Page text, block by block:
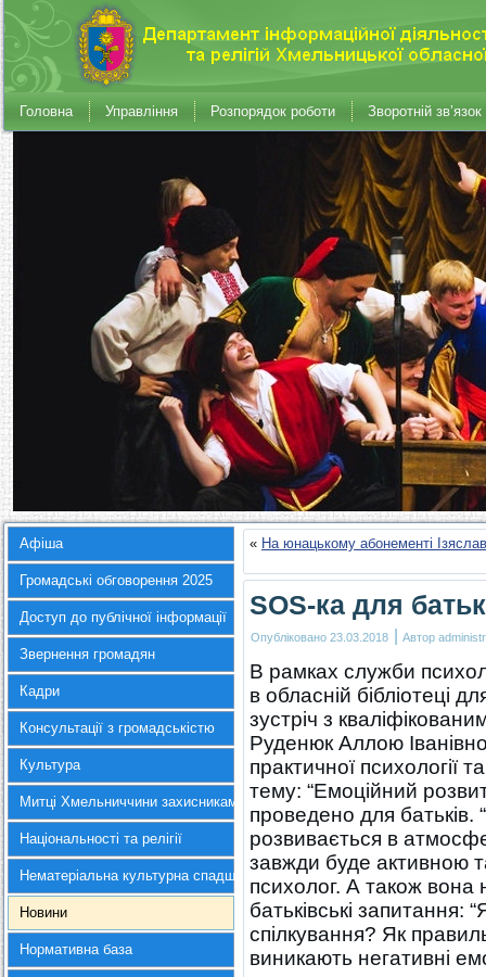
Головна Управління Розпорядок роботи Зворотній зв’язок
Афіша
Громадські обговорення 2025
Доступ до публічної інформації
Звернення громадян
Кадри
Консультації з громадськістю
Культура
Митці Хмельниччини захисникам України
Національності та релігії
Нематеріальна культурна спадщина
Новини
Нормативна база
« На юнацькому абонементі
SOS-ка для
Опубліковано 23.03.2018 | Автор
В рамках служби
в обласній бібліотеці
зустріч з
Руденюк Аллою
практичної психології
тему: “Емоційний
проведено для
розвивається в
завжди буде активною
психолог. А також вона
батьківські запитання:
спілкування? Як
виникають негативні